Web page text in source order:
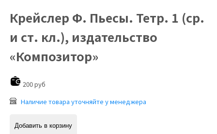
Крейслер Ф. Пьесы. Тетр. 1 (ср.
и ст. кл.), издательство
«Композитор»
200 руб
Наличие товара уточняйте у менеджера
Добавить в корзину